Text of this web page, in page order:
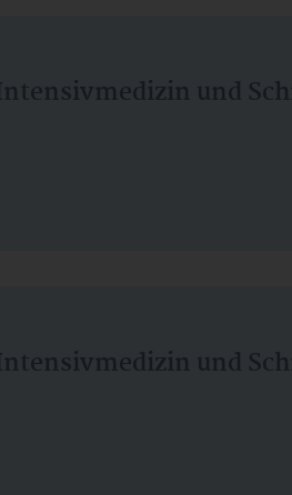
und
und